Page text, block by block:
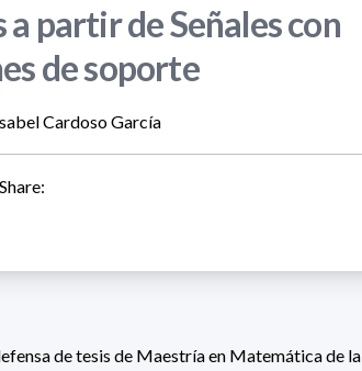
partir de Señales con
de soporte
Cardoso García
Share:
de tesis de Maestría en Matemática de la